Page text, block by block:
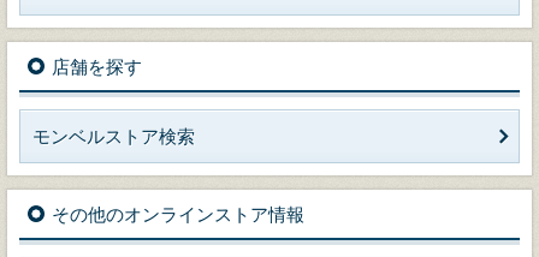
店舗を探す
モンベルストア検索
その他のオンラインストア情報